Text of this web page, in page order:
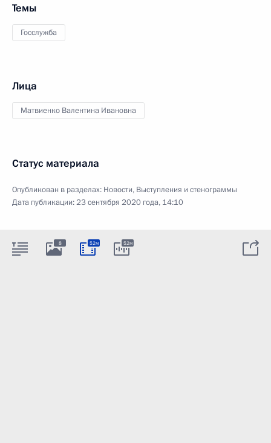
Темы
Госслужба
Лица
Матвиенко Валентина Ивановна
Статус материала
Опубликован в разделах: Новости, Выступления и стенограммы
Дата публикации:23 сентября 2020 года, 14:10
8 52м 52м